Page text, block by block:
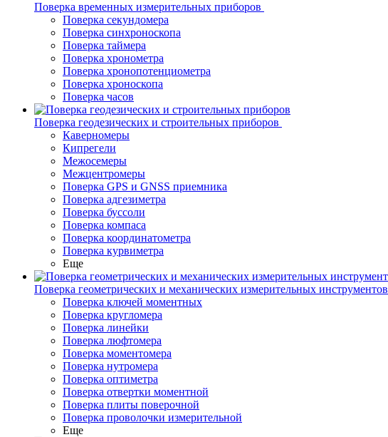
Поверка временных измерительных приборов
Поверка секундомера
Поверка синхроноскопа
Поверка таймера
Поверка хронометра
Поверка хронопотенциометра
Поверка хроноскопа
Поверка часов
Поверка геодезических и строительных приборов
Каверномеры
Кипрегели
Межосемеры
Межцентромеры
Поверка GPS и GNSS приемника
Поверка адгезиметра
Поверка буссоли
Поверка компаса
Поверка координатометра
Поверка курвиметра
Еще
Поверка геометрических и механических измерительных инструментов
Поверка ключей моментных
Поверка кругломера
Поверка линейки
Поверка люфтомера
Поверка моментомера
Поверка нутромера
Поверка оптиметра
Поверка отвертки моментной
Поверка плиты поверочной
Поверка проволочки измерительной
Еще